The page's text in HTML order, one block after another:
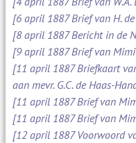
[6 april 1887 Brief van H.
[8 april 1887 Bericht in de
[9 april 1887 Brief van
[11 april 1887 Briefkaart
aan mevr. G.C. de Haas-
[11 april 1887 Brief van
[11 april 1887 Brief van
[12 april 1887 Voorwoord